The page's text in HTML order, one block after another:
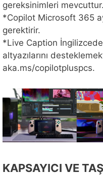
gereksinimleri mevcuttur.
*Copilot Microsoft 365
gerektirir.
*Live Caption
altyazılarını
aka.ms/copilotpluspcs.
KAPSAYICI VE